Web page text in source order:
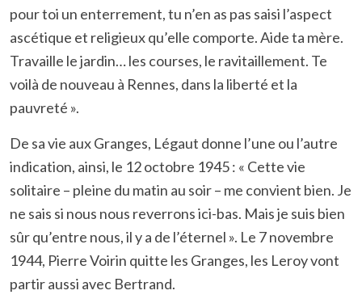
pour toi un enterrement, tu n’en as pas saisi l’aspect
ascétique et religieux qu’elle comporte. Aide ta mère.
Travaille le jardin… les courses, le ravitaillement. Te
voilà de nouveau à Rennes, dans la liberté et la
pauvreté ».
De sa vie aux Granges, Légaut donne l’une ou l’autre
indication, ainsi, le 12 octobre 1945 : « Cette vie
solitaire – pleine du matin au soir – me convient bien. Je
ne sais si nous nous reverrons ici-bas. Mais je suis bien
sûr qu’entre nous, il y a de l’éternel ». Le 7 novembre
1944, Pierre Voirin quitte les Granges, les Leroy vont
partir aussi avec Bertrand.